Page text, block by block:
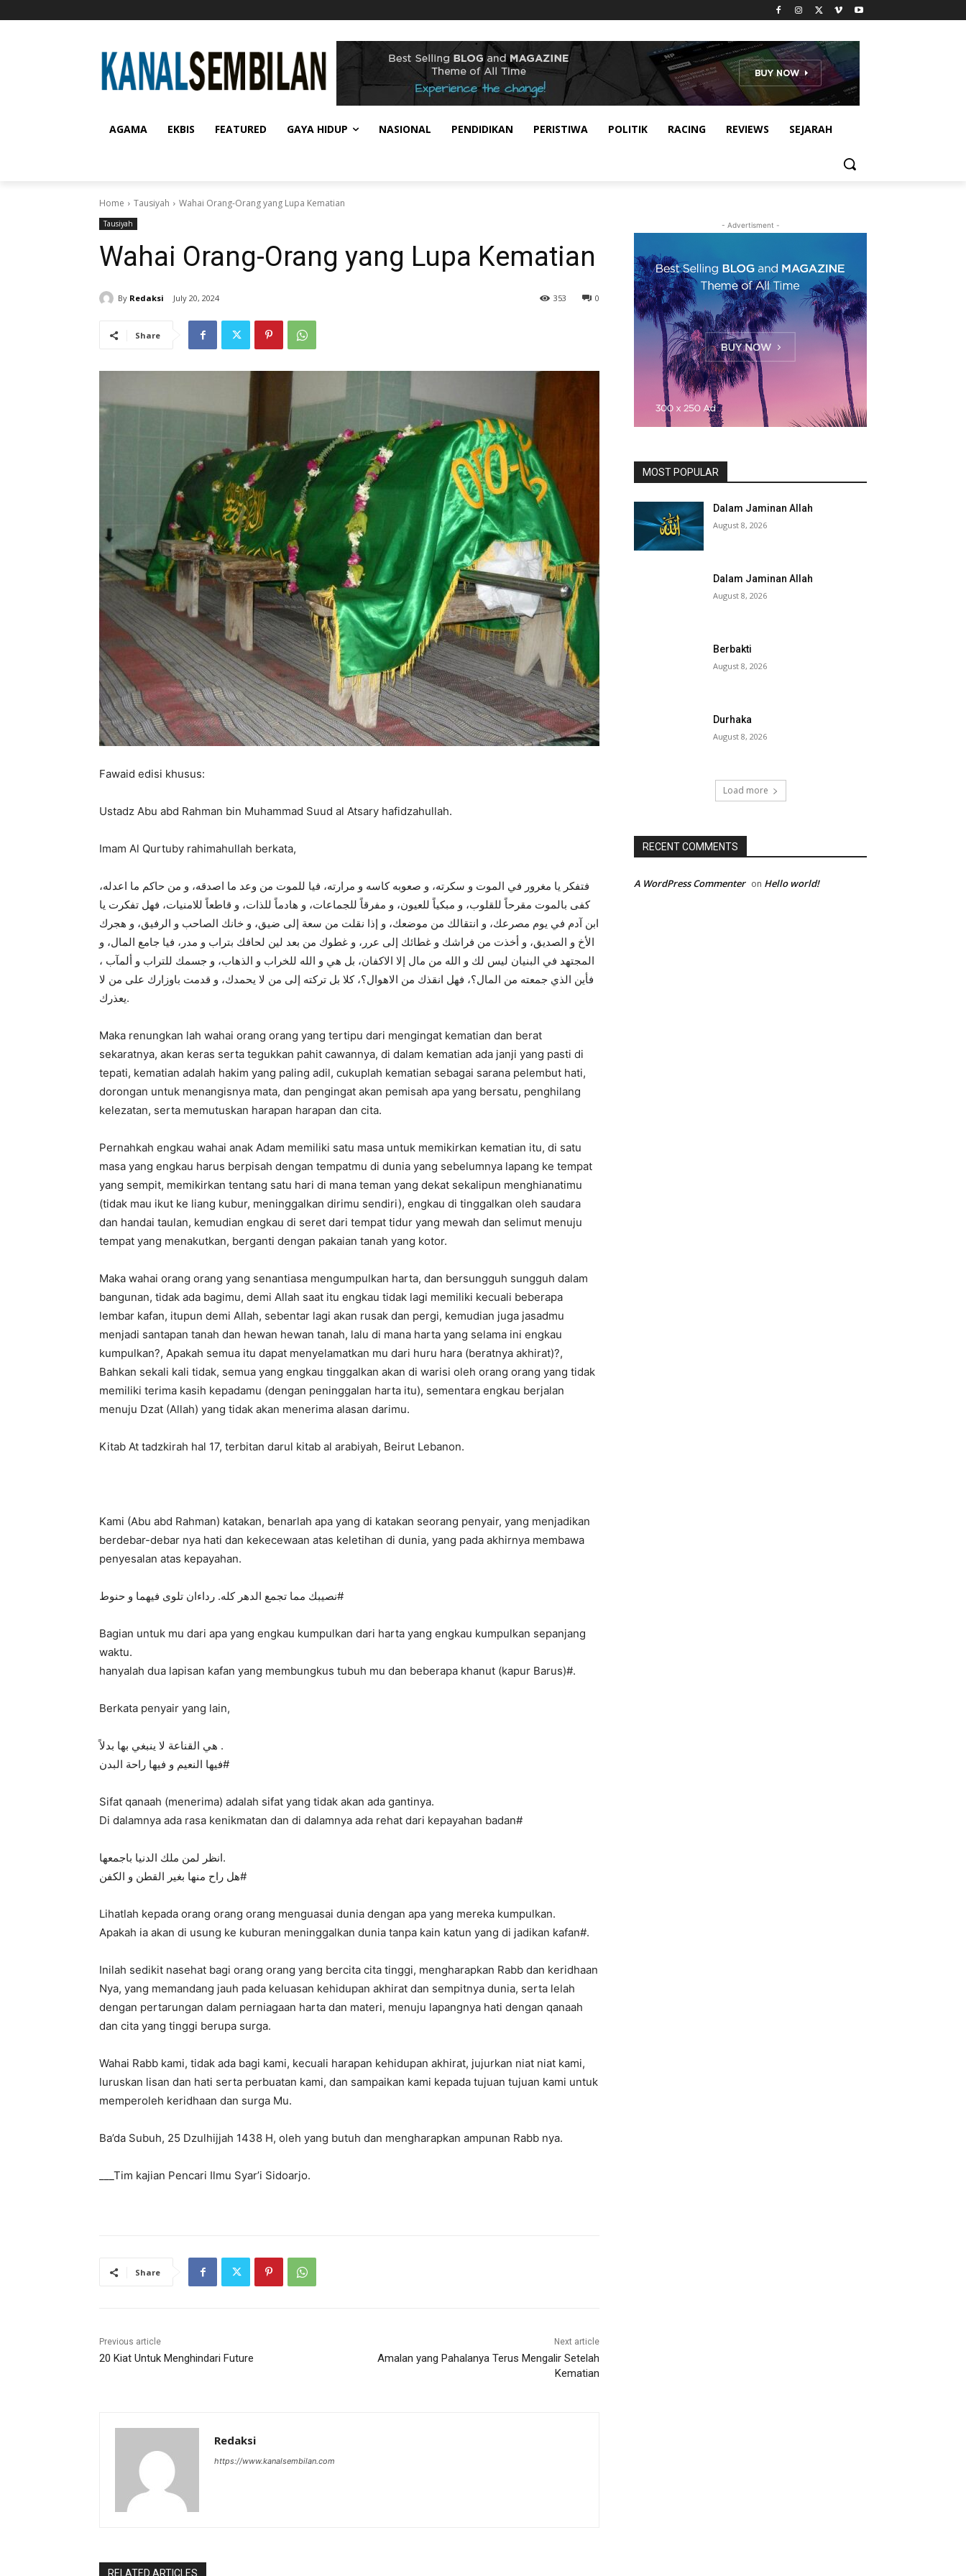
AGAMA EKBIS FEATURED GAYA HIDUP NASIONAL PENDIDIKAN PERISTIWA POLITIK RACING REVIEWS SEJARAH
Home Tausiyah Wahai Orang-Orang yang Lupa Kematian
Tausiyah
Wahai Orang-Orang yang Lupa Kematian
By Redaksi July 20, 2024 0
353
Share
Fawaid edisi khusus:
Ustadz Abu abd Rahman bin Muhammad Suud al Atsary hafidzahullah.
Imam Al Qurtuby rahimahullah berkata,
فتفكر يا مغرور في الموت و سكرته، و صعوبه كاسه و مرارته، فيا للموت من وعد ما اصدقه، و من حاكم ما اعدله،
كفى بالموت مقرحاً للقلوب، و مبكياً للعيون، و مفرقاً للجماعات، و هادماً للذات، و قاطعاً للامنيات، فهل تفكرت يا
ابن آدم في يوم مصرعك، و انتقالك من موضعك، و إذا نقلت من سعة إلى ضيق، و خانك الصاحب و الرفيق، و هجرك
الأخ و الصديق، و أخذت من فراشك و غطائك إلى عرر، و غطوك من بعد لين لحافك بتراب و مدر، فيا جامع المال، و
المجتهد في البنيان ليس لك و الله من مال إلا الاكفان، بل هي و الله للخراب و الذهاب، و جسمك للتراب و ألمآب ،
فأين الذي جمعته من المال؟، فهل انقذك من الاهوال؟، كلا بل تركته إلى من لا يحمدك، و قدمت باوزارك على من لا
يعذرك.
Maka renungkan lah wahai orang orang yang tertipu dari mengingat kematian dan berat
sekaratnya, akan keras serta tegukkan pahit cawannya, di dalam kematian ada janji yang pasti di
tepati, kematian adalah hakim yang paling adil, cukuplah kematian sebagai sarana pelembut hati,
dorongan untuk menangisnya mata, dan pengingat akan pemisah apa yang bersatu, penghilang
kelezatan, serta memutuskan harapan harapan dan cita.
Pernahkah engkau wahai anak Adam memiliki satu masa untuk memikirkan kematian itu, di satu
masa yang engkau harus berpisah dengan tempatmu di dunia yang sebelumnya lapang ke tempat
yang sempit, memikirkan tentang satu hari di mana teman yang dekat sekalipun menghianatimu
(tidak mau ikut ke liang kubur, meninggalkan dirimu sendiri), engkau di tinggalkan oleh saudara
dan handai taulan, kemudian engkau di seret dari tempat tidur yang mewah dan selimut menuju
tempat yang menakutkan, berganti dengan pakaian tanah yang kotor.
Maka wahai orang orang yang senantiasa mengumpulkan harta, dan bersungguh sungguh dalam
bangunan, tidak ada bagimu, demi Allah saat itu engkau tidak lagi memiliki kecuali beberapa
lembar kafan, itupun demi Allah, sebentar lagi akan rusak dan pergi, kemudian juga jasadmu
menjadi santapan tanah dan hewan hewan tanah, lalu di mana harta yang selama ini engkau
kumpulkan?, Apakah semua itu dapat menyelamatkan mu dari huru hara (beratnya akhirat)?,
Bahkan sekali kali tidak, semua yang engkau tinggalkan akan di warisi oleh orang orang yang tidak
memiliki terima kasih kepadamu (dengan peninggalan harta itu), sementara engkau berjalan
menuju Dzat (Allah) yang tidak akan menerima alasan darimu.
Kitab At tadzkirah hal 17, terbitan darul kitab al arabiyah, Beirut Lebanon.
Kami (Abu abd Rahman) katakan, benarlah apa yang di katakan seorang penyair, yang menjadikan
berdebar-debar nya hati dan kekecewaan atas keletihan di dunia, yang pada akhirnya membawa
penyesalan atas kepayahan.
نصيبك مما تجمع الدهر كله. رداءان تلوى فيهما و حنوط#
Bagian untuk mu dari apa yang engkau kumpulkan dari harta yang engkau kumpulkan sepanjang
waktu.
hanyalah dua lapisan kafan yang membungkus tubuh mu dan beberapa khanut (kapur Barus)#.
Berkata penyair yang lain,
هي القناعة لا ينبغي بها بدلاً .
فيها النعيم و فيها راحة البدن#
Sifat qanaah (menerima) adalah sifat yang tidak akan ada gantinya.
Di dalamnya ada rasa kenikmatan dan di dalamnya ada rehat dari kepayahan badan#
انظر لمن ملك الدنيا باجمعها.
هل راح منها بغير القطن و الكفن#
Lihatlah kepada orang orang orang menguasai dunia dengan apa yang mereka kumpulkan.
Apakah ia akan di usung ke kuburan meninggalkan dunia tanpa kain katun yang di jadikan kafan#.
Inilah sedikit nasehat bagi orang orang yang bercita cita tinggi, mengharapkan Rabb dan keridhaan
Nya, yang memandang jauh pada keluasan kehidupan akhirat dan sempitnya dunia, serta lelah
dengan pertarungan dalam perniagaan harta dan materi, menuju lapangnya hati dengan qanaah
dan cita yang tinggi berupa surga.
Wahai Rabb kami, tidak ada bagi kami, kecuali harapan kehidupan akhirat, jujurkan niat niat kami,
luruskan lisan dan hati serta perbuatan kami, dan sampaikan kami kepada tujuan tujuan kami untuk
memperoleh keridhaan dan surga Mu.
Ba’da Subuh, 25 Dzulhijjah 1438 H, oleh yang butuh dan mengharapkan ampunan Rabb nya.
___Tim kajian Pencari Ilmu Syar’i Sidoarjo.
Share
Previous article
20 Kiat Untuk Menghindari Future
Next article
Amalan yang Pahalanya Terus Mengalir Setelah
Kematian
Redaksi
https://www.kanalsembilan.com
RELATED ARTICLES
- Advertisment -
MOST POPULAR
Dalam Jaminan Allah
August 8, 2026
Dalam Jaminan Allah
August 8, 2026
Berbakti
August 8, 2026
Durhaka
August 8, 2026
Load more
RECENT COMMENTS
A WordPress Commenter on Hello world!